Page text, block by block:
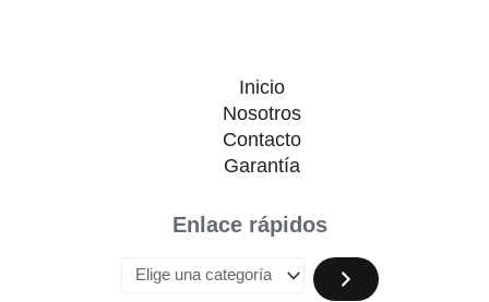
Inicio
Nosotros
Contacto
Garantía
Enlace rápidos